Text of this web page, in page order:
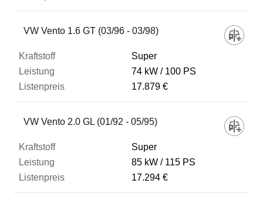
VW Vento 1.6 GT (03/96 - 03/98)
Super
74 kW
100 PS
17.879 €
VW Vento 2.0 GL (01/92 - 05/95)
Super
85 kW
115 PS
17.294 €